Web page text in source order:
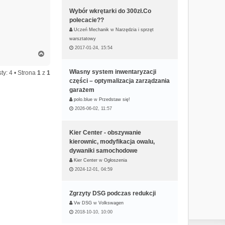
g
ó
4 • Strona 1z 1
Wybór wkrętarki do 300zł.Co
polecacie??
Uczeń Mechanik w Narzędzia i sprzęt
warsztatowy
2017-01-24, 15:54
Własny system inwentaryzacji
części – optymalizacja zarządzania
garażem
polo.blue w Przedstaw się!
2026-06-02, 11:57
Kier Center - obszywanie
kierownic, modyfikacja owalu,
dywaniki samochodowe
Kier Center w Ogłoszenia
2024-12-01, 04:59
Zgrzyty DSG podczas redukcji
Vw DSG w Volkswagen
2018-10-10, 10:00